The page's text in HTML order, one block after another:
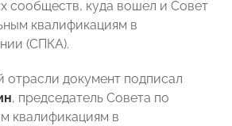
сообществ, куда вошел и Совет
квалификациям в
(СПКА).
отрасли документ подписал
, председатель Совета по
квалификациям в